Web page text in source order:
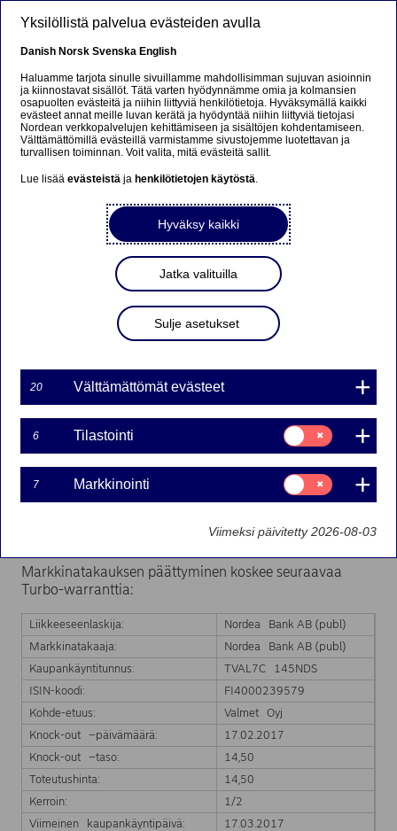
Sorry...
This page does not exist in your language. You will
Stay on this page|Continue
MARKKINATAKAUS
WARRANTILLE
PÄÄTTYNYT
17-02-2017 13:12
Nordea Bank Ab (publ):n liikkeeseenlaskeman Turbo-
warrantin markkinatakaus on päättynyt kohde-etuuden
Markkinatakaus päättyy välittömästi.
Markkinatakauksen päättyminen koskee seuraavaa
Turbo-warranttia:
Liikkeeseenlaskija:
Nordea Bank AB (publ)
Markkinatakaaja:
Nordea Bank AB (publ)
Kaupankäyntitunnus:
TVAL7C 145NDS
ISIN-koodi:
FI4000239579
Kohde-etuus:
Valmet Oyj
Knock-out –päivämäärä:
17.02.2017
Knock-out –taso:
14,50
Toteutushinta:
14,50
Kerroin:
1/2
Viimeinen kaupankäyntipäivä:
17.03.2017
Yksilöllistä palvelua evästeiden avulla
Danish Norsk Svenska English
Haluamme tarjota sinulle sivuillamme mahdollisimman sujuvan asioinnin
ja kiinnostavat sisällöt. Tätä varten hyödynnämme omia ja kolmansien
osapuolten evästeitä ja niihin liittyviä henkilötietoja. Hyväksymällä kaikki
evästeet annat meille luvan kerätä ja hyödyntää niihin liittyviä tietojasi
Nordean verkkopalvelujen kehittämiseen ja sisältöjen kohdentamiseen.
Välttämättömillä evästeillä varmistamme sivustojemme luotettavan ja
turvallisen toiminnan. Voit valita, mitä evästeitä sallit.
Lue lisääevästeistä ja henkilötietojen käytöstä.
Hyväksy kaikki
Jatka valituilla
Sulje asetukset
20 Välttämättömät evästeet
6 Tilastointi
Suostumusvalinta:
Tilastointi
7 Markkinointi
Suostumusvalinta:
Markkinointi
Viimeksi päivitetty 2026-08-03